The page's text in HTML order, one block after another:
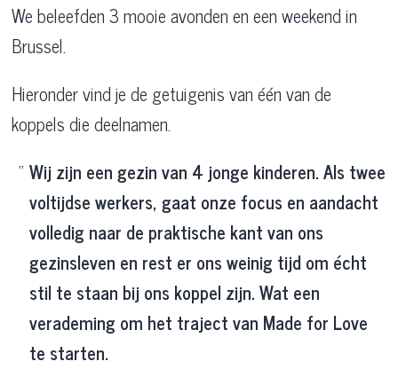
We beleefden 3 mooie avonden en een weekend in
Brussel.
Hieronder vind je de getuigenis van één van de
koppels die deelnamen.
Wij zijn een gezin van 4 jonge kinderen. Als twee
voltijdse werkers, gaat onze focus en aandacht
volledig naar de praktische kant van ons
gezinsleven en rest er ons weinig tijd om écht
stil te staan bij ons koppel zijn. Wat een
verademing om het traject van Made for Love
te starten.